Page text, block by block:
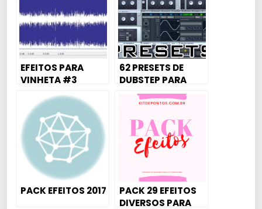
EFEITOS PARA
VINHETA #3
62 PRESETS DE
DUBSTEP PARA
MASSIVE
PACK EFEITOS 2017
PACK 29 EFEITOS
DIVERSOS PARA